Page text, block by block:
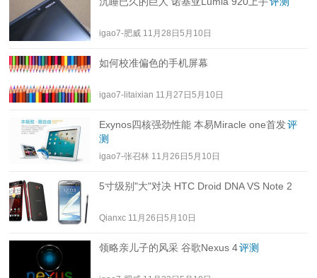
igao7-肥威 11月28日5月10日
如何校准偏色的手机屏幕
igao7-litaixian 11月27日5月10日
Exynos四核强劲性能 本易Miracle one首发评
测
igao7-张召林 11月26日5月10日
5寸级别"大"对决 HTC Droid DNA VS Note 2
Qianxc 11月26日5月10日
领略亲儿子的风采 谷歌Nexus 4评测